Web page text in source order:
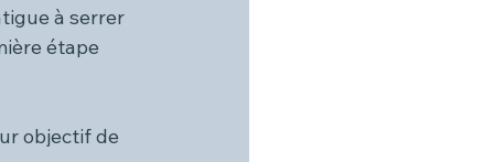
à serrer
étape
objectif de